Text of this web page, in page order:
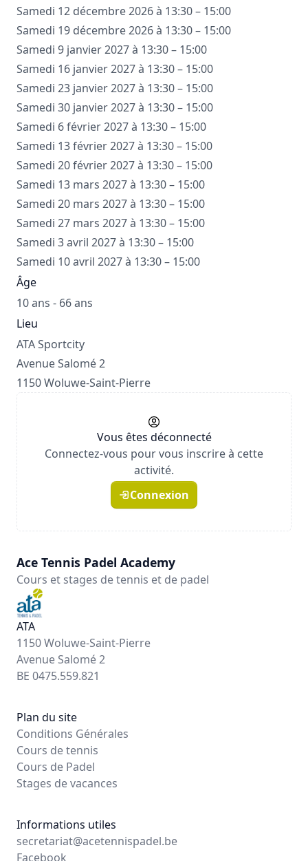
Samedi 12 décembre 2026 à 13:30 – 15:00
Samedi 19 décembre 2026 à 13:30 – 15:00
Samedi 9 janvier 2027 à 13:30 – 15:00
Samedi 16 janvier 2027 à 13:30 – 15:00
Samedi 23 janvier 2027 à 13:30 – 15:00
Samedi 30 janvier 2027 à 13:30 – 15:00
Samedi 6 février 2027 à 13:30 – 15:00
Samedi 13 février 2027 à 13:30 – 15:00
Samedi 20 février 2027 à 13:30 – 15:00
Samedi 13 mars 2027 à 13:30 – 15:00
Samedi 20 mars 2027 à 13:30 – 15:00
Samedi 27 mars 2027 à 13:30 – 15:00
Samedi 3 avril 2027 à 13:30 – 15:00
Samedi 10 avril 2027 à 13:30 – 15:00
Âge
10 ans - 66 ans
Lieu
ATA Sportcity
Avenue Salomé 2
1150 Woluwe-Saint-Pierre
Vous êtes déconnecté
Connectez-vous pour vous inscrire à cette
activité.
Connexion
Ace Tennis Padel Academy
Cours et stages de tennis et de padel
ATA
1150 Woluwe-Saint-Pierre
Avenue Salomé 2
BE 0475.559.821
Plan du site
Conditions Générales
Cours de tennis
Cours de Padel
Stages de vacances
Informations utiles
secretariat@acetennispadel.be
Facebook